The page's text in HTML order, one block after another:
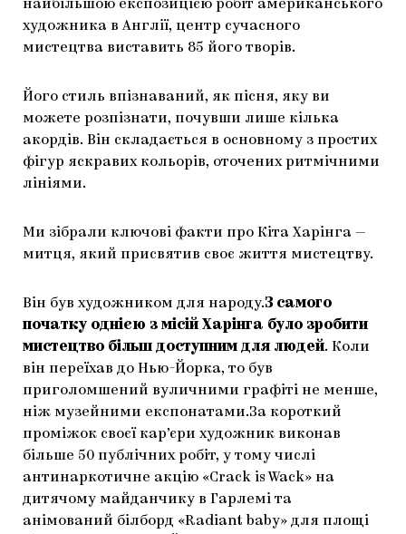
найбільшою експозицією робіт американського
художника в Англії, центр сучасного
мистецтва виставить 85 його творів.
Його стиль впізнаваний, як пісня, яку ви
можете розпізнати, почувши лише кілька
акордів. Він складається в основному з простих
фігур яскравих кольорів, оточених ритмічними
лініями.
Ми зібрали ключові факти про Кіта Харінга —
митця, який присвятив своє життя мистецтву.
Він був художником для народу.З самого
початку однією з місій Харінга було зробити
мистецтво більш доступним для людей. Коли
він переїхав до Нью-Йорка, то був
приголомшений вуличними графіті не менше,
ніж музейними експонатами.За короткий
проміжок своєї кар’єри художник виконав
більше 50 публічних робіт, у тому числі
антинаркотичне акцію «Crack is Wack» на
дитячому майданчику в Гарлемі та
анімований білборд «Radiant baby» для площі